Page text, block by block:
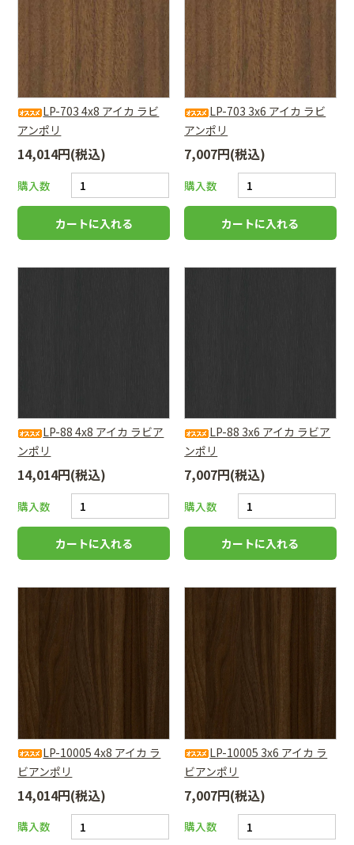
LP-703 4x8 アイカ ラビ
アンポリ
14,014円(税込)
購入数
LP-703 3x6 アイカ ラビ
アンポリ
7,007円(税込)
購入数
LP-88 4x8 アイカ ラビア
ンポリ
14,014円(税込)
購入数
LP-88 3x6 アイカ ラビア
ンポリ
7,007円(税込)
購入数
LP-10005 4x8 アイカ ラ
ビアンポリ
14,014円(税込)
購入数
LP-10005 3x6 アイカ ラ
ビアンポリ
7,007円(税込)
購入数